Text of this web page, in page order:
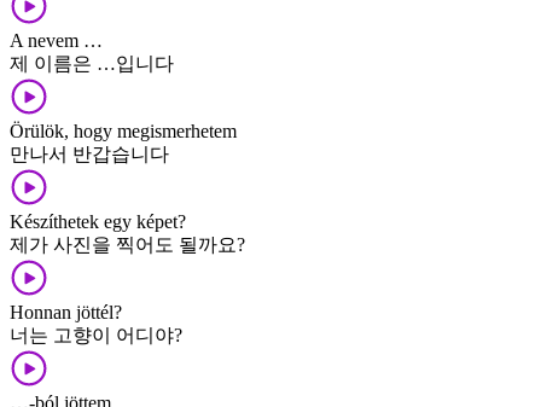
A nevem …
제 이름은 …입니다
Örülök, hogy megismerhetem
만나서 반갑습니다
Készíthetek egy képet?
제가 사진을 찍어도 될까요?
Honnan jöttél?
너는 고향이 어디야?
…-ból jöttem